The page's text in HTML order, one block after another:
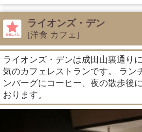
ライオンズ・デン
[洋食 カフェ]
ライオンズ・デンは成田山裏通り
気のカフェレストランです。 ラン
ンバーグにコーヒー、夜の散歩後
おります。